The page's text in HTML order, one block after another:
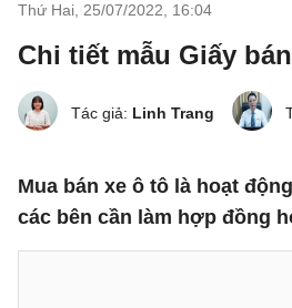
Thứ Hai, 25/07/2022 16:04
Chi tiết mẫu Giấy
Tác giả: Linh Trang
Mua bán xe ô tô là hoạt
các bên cần làm hợp đồng